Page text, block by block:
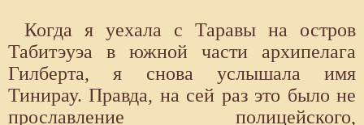
Когда я уехала с Таравы на остров
Табитэуэа в южной части архипелага
Гилберта, я снова услышала имя
Тинирау. Правда, на сей раз это было не
прославление полицейского,